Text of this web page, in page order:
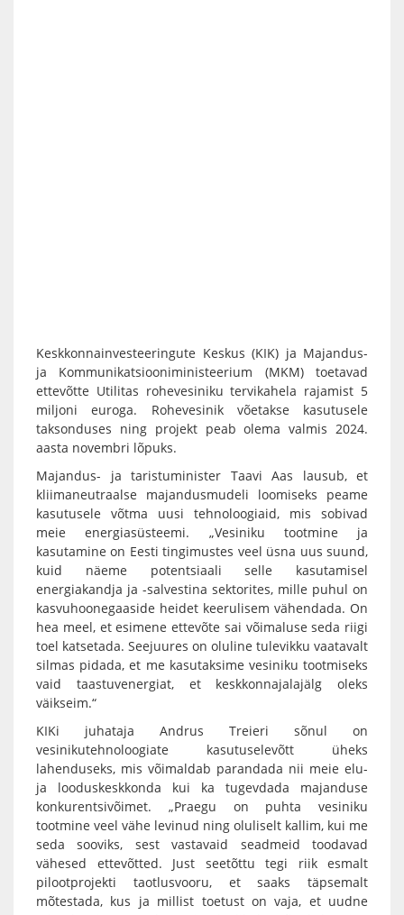
Keskkonnainvesteeringute Keskus (KIK) ja Majandus-
ja Kommunikatsiooniministeerium (MKM) toetavad
ettevõtte Utilitas rohevesiniku tervikahela rajamist 5
miljoni euroga. Rohevesinik võetakse kasutusele
taksonduses ning projekt peab olema valmis 2024.
aasta novembri lõpuks.
Majandus- ja taristuminister Taavi Aas lausub, et
kliimaneutraalse majandusmudeli loomiseks peame
kasutusele võtma uusi tehnoloogiaid, mis sobivad
meie energiasüsteemi. „Vesiniku tootmine ja
kasutamine on Eesti tingimustes veel üsna uus suund,
kuid näeme potentsiaali selle kasutamisel
energiakandja ja -salvestina sektorites, mille puhul on
kasvuhoonegaaside heidet keerulisem vähendada. On
hea meel, et esimene ettevõte sai võimaluse seda riigi
toel katsetada. Seejuures on oluline tulevikku vaatavalt
silmas pidada, et me kasutaksime vesiniku tootmiseks
vaid taastuvenergiat, et keskkonnajalajälg oleks
väikseim.“
KIKi juhataja Andrus Treieri sõnul on
vesinikutehnoloogiate kasutuselevõtt üheks
lahenduseks, mis võimaldab parandada nii meie elu-
ja looduskeskkonda kui ka tugevdada majanduse
konkurentsivõimet. „Praegu on puhta vesiniku
tootmine veel vähe levinud ning oluliselt kallim, kui me
seda sooviks, sest vastavaid seadmeid toodavad
vähesed ettevõtted. Just seetõttu tegi riik esmalt
pilootprojekti taotlusvooru, et saaks täpsemalt
mõtestada, kus ja millist toetust on vaja, et uudne